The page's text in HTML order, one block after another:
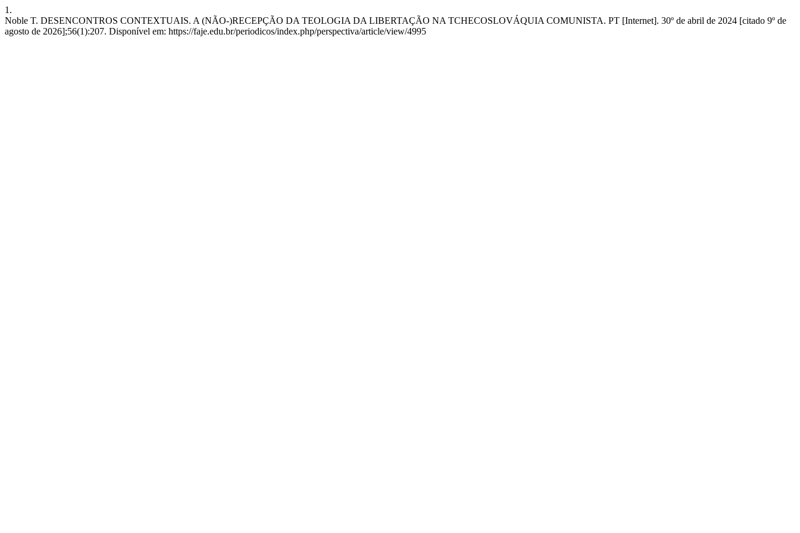
1.
Noble T. DESENCONTROS CONTEXTUAIS. A (NÃO-)RECEPÇÃO DA TEOLOGIA DA LIBERTAÇÃO NA TCHECOSLOVÁQUIA COMUNISTA. PT [Internet]. 30º de abril de 2024 [citado 9º de
agosto de 2026];56(1):207. Disponível em: https://faje.edu.br/periodicos/index.php/perspectiva/article/view/4995